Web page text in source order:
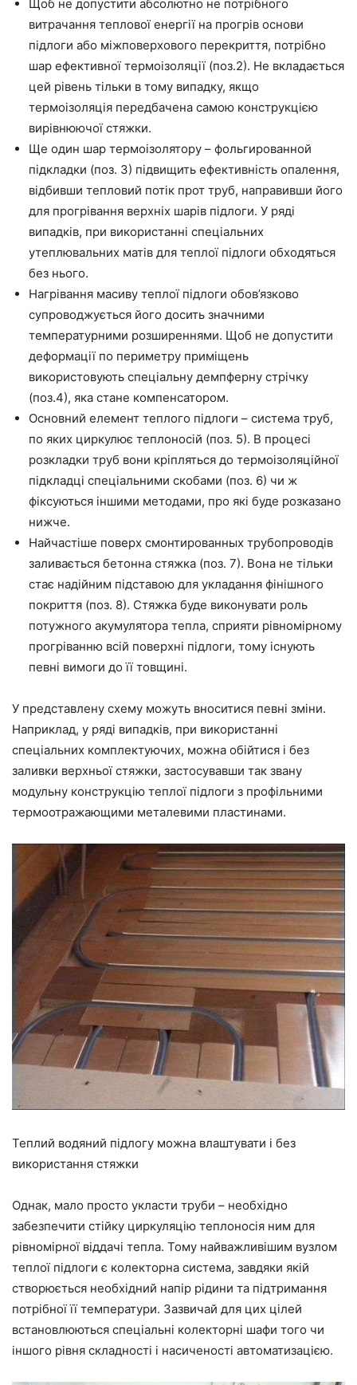
Щоб не допустити абсолютно не потрібного
витрачання теплової енергії на прогрів основи
підлоги або міжповерхового перекриття, потрібно
шар ефективної термоізоляції (поз.2). Не вкладається
цей рівень тільки в тому випадку, якщо
термоізоляція передбачена самою конструкцією
вирівнюючої стяжки.
Ще один шар термоізолятору – фольгированной
підкладки (поз. 3) підвищить ефективність опалення,
відбивши тепловий потік прот труб, направивши його
для прогрівання верхніх шарів підлоги. У ряді
випадків, при використанні спеціальних
утеплювальних матів для теплої підлоги обходяться
без нього.
Нагрівання масиву теплої підлоги обов’язково
супроводжується його досить значними
температурними розширеннями. Щоб не допустити
деформації по периметру приміщень
використовують спеціальну демпферну стрічку
(поз.4), яка стане компенсатором.
Основний елемент теплого підлоги – система труб,
по яких циркулює теплоносій (поз. 5). В процесі
розкладки труб вони кріпляться до термоізоляційної
підкладці спеціальними скобами (поз. 6) чи ж
фіксуються іншими методами, про які буде розказано
нижче.
Найчастіше поверх смонтированных трубопроводів
заливається бетонна стяжка (поз. 7). Вона не тільки
стає надійним підставою для укладання фінішного
покриття (поз. 8). Стяжка буде виконувати роль
потужного акумулятора тепла, сприяти рівномірному
прогріванню всій поверхні підлоги, тому існують
певні вимоги доїї товщині.
У представлену схему можуть вноситися певні зміни.
Наприклад, у ряді випадків, при використанні
спеціальних комплектуючих, можна обійтися і без
заливки верхньої стяжки, застосувавши так звану
модульну конструкцію теплої підлоги з профільними
термоотражающими металевими пластинами.
Теплий водяний підлогу можна влаштувати і без
використання стяжки
Однак, мало просто укласти труби – необхідно
забезпечити стійку циркуляцію теплоносія ним для
рівномірної віддачі тепла. Тому найважливішим вузлом
теплої підлоги є колекторна система, завдяки якій
створюється необхідний напір рідини та підтримання
потрібноїїї температури. Зазвичай для цих цілей
встановлюються спеціальні колекторні шафи того чи
іншого рівня складності і насиченості автоматизацією.